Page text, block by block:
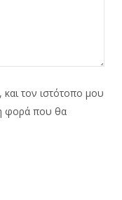
τον ιστότοπο μου
φορά που θα